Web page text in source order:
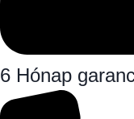
6 Hónap